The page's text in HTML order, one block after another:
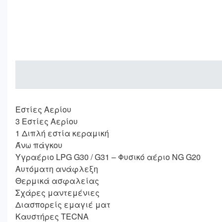
Εστίες Αερίου
3 Εστίες Αερίου
1 Διπλή εστία κεραμική
Άνω πάγκου
Υγραέριο LPG G30 / G31 – Φυσικό αέριο NG G20
Αυτόματη ανάφλεξη
Θερμικά ασφαλείας
Σχάρες μαντεμένιες
Διασπορείς εμαγιέ ματ
Καυστήρες TECNA